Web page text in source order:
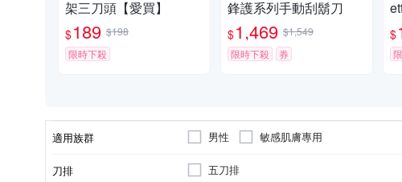
架三刀頭【愛買】
$189 $198
限時下殺
鋒護系列手動刮鬍刀
$1,469 $1,549
限時下殺
券
$
適用族群 男性 敏感肌膚專用
刀排 五刀排